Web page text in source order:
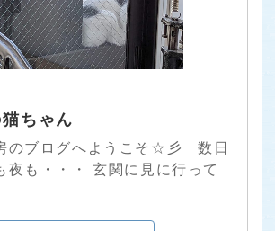
ちゃん
のブログへようこそ☆彡 数日
夜も・・・ 玄関に見に行って